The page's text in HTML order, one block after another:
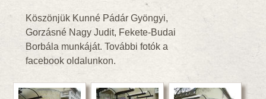
Köszönjük Kunné Pádár Gyöngyi,
Gorzásné Nagy Judit, Fekete-Budai
Borbála munkáját. További fotók a
facebook oldalunkon.